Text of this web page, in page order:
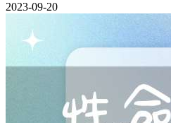
2023-09-20